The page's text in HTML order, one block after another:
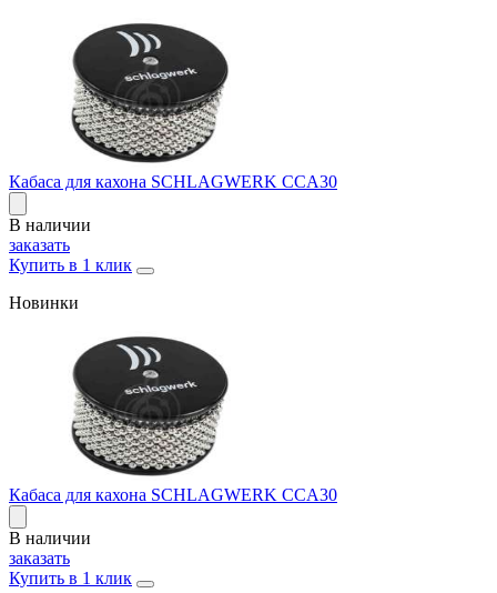
Кабаса для кахона SCHLAGWERK CCA30
В наличии
заказать
Купить в 1 клик
Новинки
Кабаса для кахона SCHLAGWERK CCA30
В наличии
заказать
Купить в 1 клик